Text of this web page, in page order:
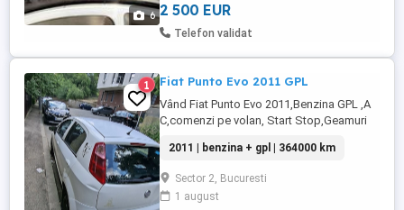
6
bujiile [BOSH] 300ron.Schimbat baterie
(garantie pana in ...
2 500 EUR
Telefon validat
1 Fiat Punto Evo 2011 GPL
Vând Fiat Punto Evo 2011,Benzina GPL ,A
C,comenzi pe volan, Start Stop,Geamuri
funcționează excelent,sunt proprietar in
acte .
2011 | benzina + gpl | 364000 km
Sector 2, Bucuresti
1 august